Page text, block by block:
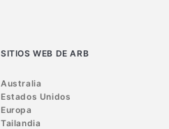
SITIOS WEB DE ARB
Australia
Estados Unidos
Europa
Tailandia